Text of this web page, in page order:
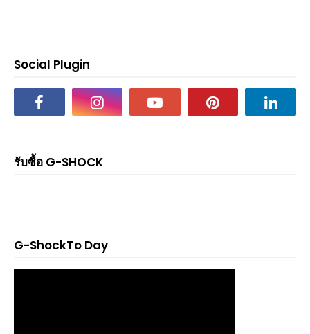
Social Plugin
รับซื้อ G-SHOCK
G-ShockTo Day